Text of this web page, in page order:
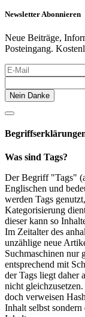
Newsletter Abonnieren
Neue Beiträge,
Posteingang.
Nein Danke
Was sind Tags?
Der Begriff "Tags"
Englischen und
werden Tags
Kategorisierung
dieser kann so
Im Zeitalter des
unzählige neue
Suchmaschinen nur
entsprechend mit
der Tags liegt daher
nicht
doch verweisen
Inhalt selbst